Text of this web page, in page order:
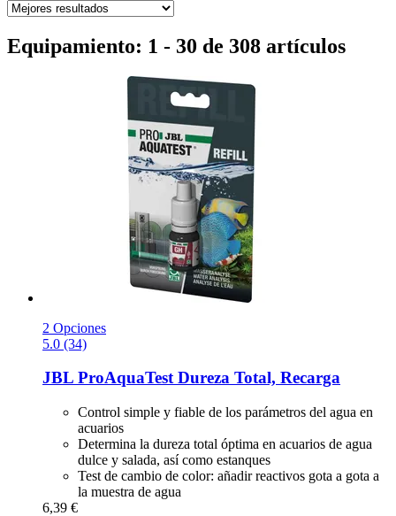
Equipamiento: 1 - 30 de 308 artículos
2 Opciones
5.0 (34)
JBL ProAquaTest Dureza Total, Recarga
Control simple y fiable de los parámetros del agua en
acuarios
Determina la dureza total óptima en acuarios de agua
dulce y salada, así como estanques
Test de cambio de color: añadir reactivos gota a gota a
la muestra de agua
6,39 €